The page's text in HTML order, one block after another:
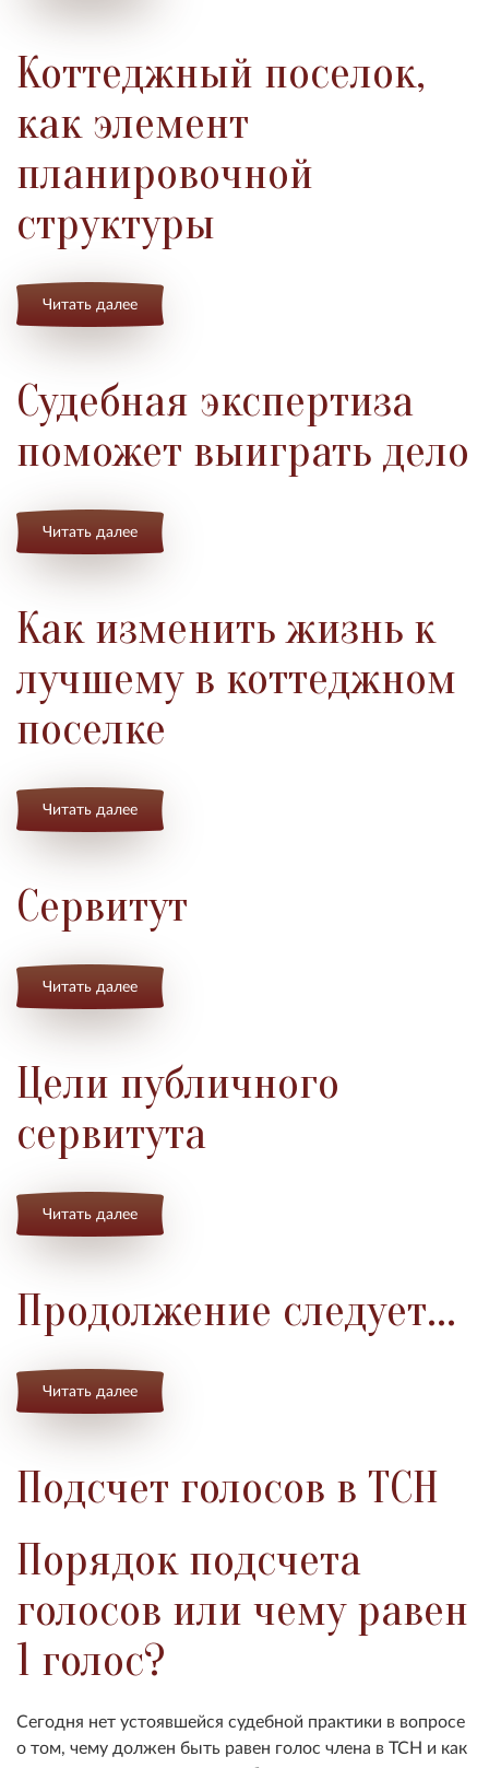
Коттеджный поселок,
как элемент
планировочной
структуры
Читать далее
Судебная экспертиза
поможет выиграть дело
Читать далее
Как изменить жизнь к
лучшему в коттеджном
поселке
Читать далее
Сервитут
Читать далее
Цели публичного
сервитута
Читать далее
Продолжение следует...
Читать далее
Подсчет голосов в ТСН
Порядок подсчета
голосов или чему равен
1 голос?
Сегодня нет устоявшейся судебной практики в вопросе
о том, чему должен быть равен голос члена в ТСН и как